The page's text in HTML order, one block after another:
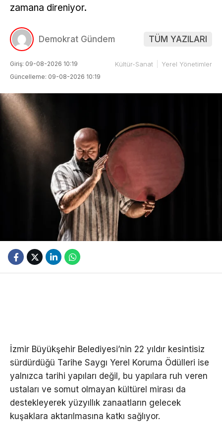
zamana direniyor.
Demokrat Gündem TÜM YAZILARI
Giriş: 09-08-2026 10:19
Güncelleme: 09-08-2026 10:19
Kültür-Sanat Yerel Yönetimler
İzmir Büyükşehir Belediyesi’nin 22 yıldır kesintisiz
sürdürdüğü Tarihe Saygı Yerel Koruma Ödülleri ise
yalnızca tarihi yapıları değil, bu yapılara ruh veren
ustaları ve somut olmayan kültürel mirası da
destekleyerek yüzyıllık zanaatların gelecek
kuşaklara aktarılmasına katkı sağlıyor.